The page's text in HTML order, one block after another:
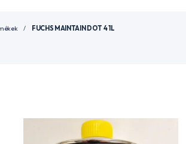
FUCHS MAINTAIN DOT 4 1L